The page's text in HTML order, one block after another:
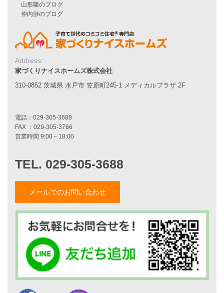
施工事例一覧
家づくりストーリー
お客様の声
家づくりナイスホームズについて
職人紹介
採用情報
菅原和彦のブログ
小薬淳一のブログ
山形隆のブログ
仲内渉のブログ
Address:
家づくりナイスホームズ株式会社
310-0852 茨城県 水戸市 笠原町245-1 メディカルプラザ 2F
メールでのお問い合わせ